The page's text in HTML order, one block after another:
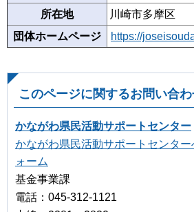
所在地
川崎市多摩区
団体ホームページ
https://
このページに関するお問い合
かながわ県民活動サポートセンター
かながわ県民活動サポートセンタ
ォーム
基金事業課
電話：045-312-1121